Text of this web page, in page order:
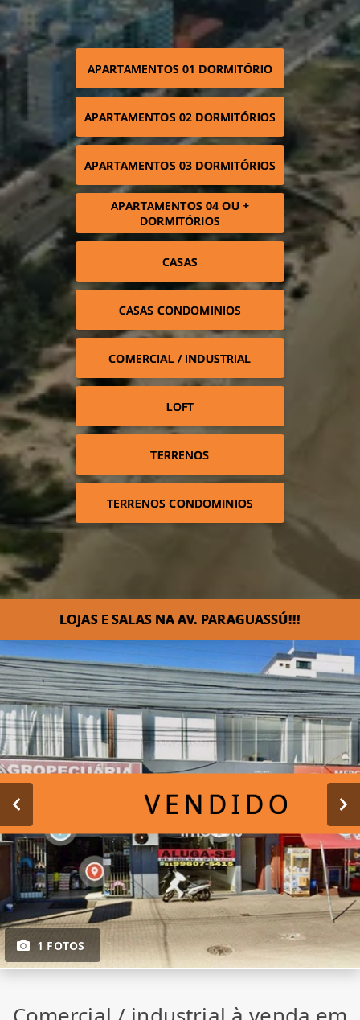
APARTAMENTOS 01 DORMITÓRIO
APARTAMENTOS 02 DORMITÓRIOS
APARTAMENTOS 03 DORMITÓRIOS
APARTAMENTOS 04 OU +
DORMITÓRIOS
CASAS
CASAS CONDOMINIOS
COMERCIAL / INDUSTRIAL
LOFT
TERRENOS
TERRENOS CONDOMINIOS
LOJAS E SALAS NA AV. PARAGUASSÚ!!!
1 FOTOS
VENDIDO